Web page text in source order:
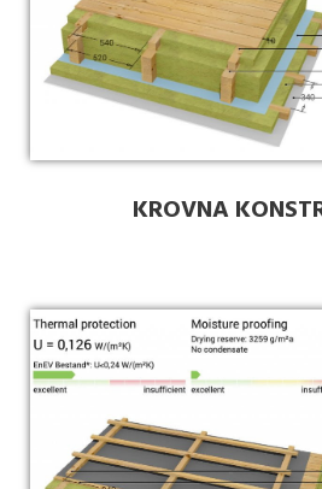
KROVNA